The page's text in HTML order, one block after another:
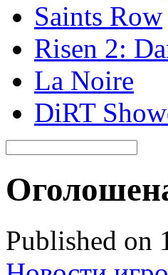
Saints Row
Risen 2:
La Noire
DiRT
Published on